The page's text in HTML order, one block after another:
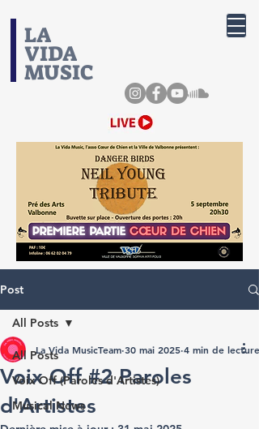
​LA
VIDA
MUSIC
Post
All Posts
Voix Off (Paroles d'Artistes)
Musical News
All Posts
Voix Off #2 Paroles
d'Artistes
La Vida MusicTeam 30 mai 2025 4 min de lecture